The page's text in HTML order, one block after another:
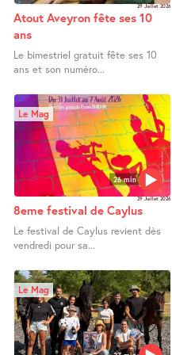
29 Juillet 2026
Atout Aveyron fête ses 10
ans
Le bimestriel gratuit fête ses 10
ans et son numéro...
26 min
Le Mag
29 Juillet 2026
8eme festival de Caylus
Le festival de Caylus revient dès
vendredi pour sa...
Le Mag